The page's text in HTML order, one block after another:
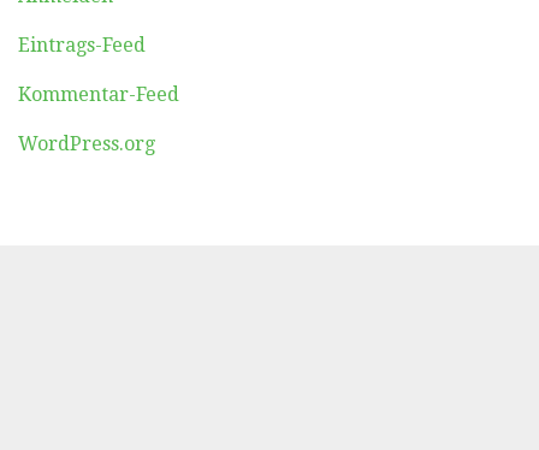
Eintrags-Feed
Kommentar-Feed
WordPress.org